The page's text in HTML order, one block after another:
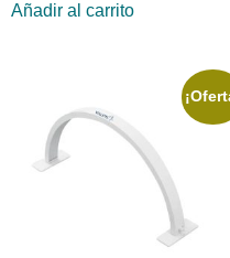
Añadir al carrito